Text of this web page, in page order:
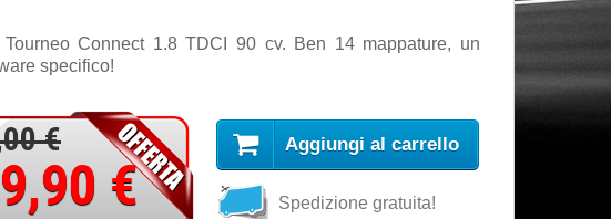
Connect 1.8 TDCI 90 cv. Ben 14 mappature, un
specifico!
€
€
Aggiungi al carrello
Spedizione gratuita!